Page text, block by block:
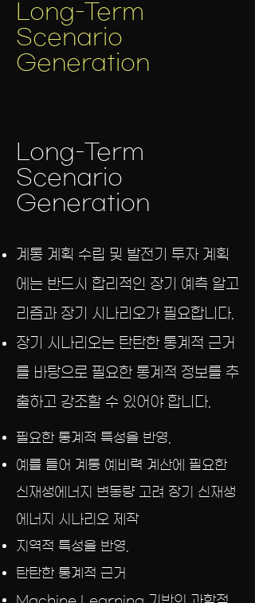
Long-Term
Scenario
Generation
Long-Term
Scenario
Generation
계통 계획 수립 및 발전기 투자 계획
에는 반드시 합리적인 장기 예측 알고
리즘과 장기 시나리오가 필요합니다.
​장기 시나리오는 탄탄한 통계적 근거
를 바탕으로 필요한 통계적 정보를 추
출하고 강조할 수 있어야 합니다.
필요한 통계적 특성을 반영.
예를 들어 계통 예비력 계산에 필요한
신재생에너지 변동량 고려 장기 신재생
에너지 시나리오 제작
​지역적 특성을 반영.
탄탄한 통계적 근거
Machine Learning 기반의 과학적